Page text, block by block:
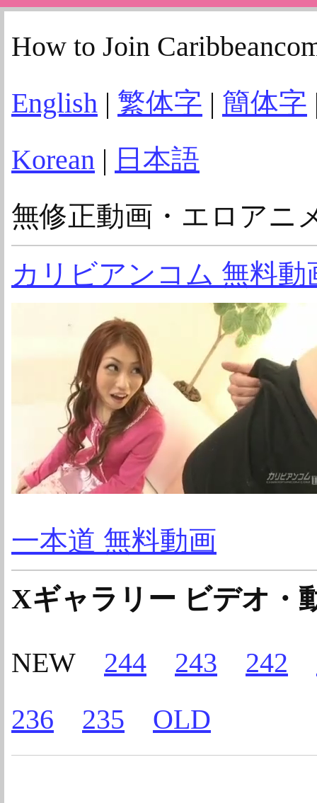
How to Join
English | 繁体字 | 簡体字
Korean | 日本語
無修正動画・エロアニ
カリビアンコム 無料動
一本道 無料動画
Xギャラリー ビデオ・
NEW 244 243 242
236
235 OLD